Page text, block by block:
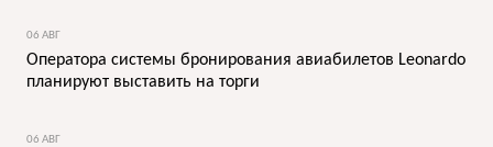
06 АВГ
Оператора системы бронирования авиабилетов Leonardo
планируют выставить на торги
06 АВГ